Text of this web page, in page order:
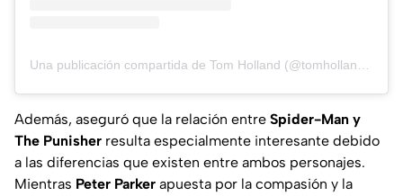
Una publicación compartida de Tom Holland (@tomholland2013)
Además, aseguró que la relación entre Spider-Man y
The Punisher resulta especialmente interesante debido
a las diferencias que existen entre ambos personajes.
Mientras Peter Parker apuesta por la compasión y la